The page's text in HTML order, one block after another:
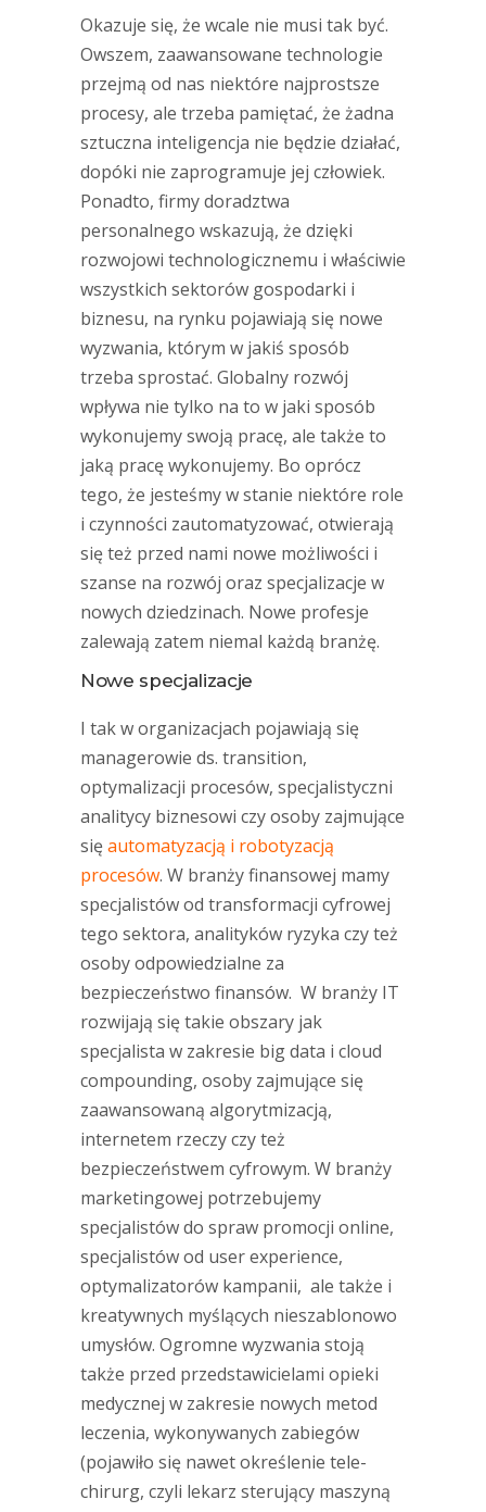
Okazuje się, że wcale nie musi tak być.
Owszem, zaawansowane technologie
przejmą od nas niektóre najprostsze
procesy, ale trzeba pamiętać, że żadna
sztuczna inteligencja nie będzie działać,
dopóki nie zaprogramuje jej człowiek.
Ponadto, firmy doradztwa
personalnego wskazują, że dzięki
rozwojowi technologicznemu i właściwie
wszystkich sektorów gospodarki i
biznesu, na rynku pojawiają się nowe
wyzwania, którym w jakiś sposób
trzeba sprostać. Globalny rozwój
wpływa nie tylko na to w jaki sposób
wykonujemy swoją pracę, ale także to
jaką pracę wykonujemy. Bo oprócz
tego, że jesteśmy w stanie niektóre role
i czynności zautomatyzować, otwierają
się też przed nami nowe możliwości i
szanse na rozwój oraz specjalizacje w
nowych dziedzinach. Nowe profesje
zalewają zatem niemal każdą branżę.
Nowe specjalizacje
I tak w organizacjach pojawiają się
managerowie ds. transition,
optymalizacji procesów, specjalistyczni
analitycy biznesowi czy osoby zajmujące
sięautomatyzacją i robotyzacją
procesów. W branży finansowej mamy
specjalistów od transformacji cyfrowej
tego sektora, analityków ryzyka czy też
osoby odpowiedzialne za
bezpieczeństwo finansów. W branży IT
rozwijają się takie obszary jak
specjalista w zakresie big data i cloud
compounding, osoby zajmujące się
zaawansowaną algorytmizacją,
internetem rzeczy czy też
bezpieczeństwem cyfrowym. W branży
marketingowej potrzebujemy
specjalistów do spraw promocji online,
specjalistów od user experience,
optymalizatorów kampanii, ale także i
kreatywnych myślących nieszablonowo
umysłów. Ogromne wyzwania stoją
także przed przedstawicielami opieki
medycznej w zakresie nowych metod
leczenia, wykonywanych zabiegów
(pojawiło się nawet określenie tele-
chirurg, czyli lekarz sterujący maszyną